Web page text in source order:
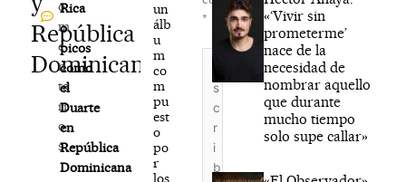
República
Dominicana
o
m
e
n
ta
ri
o
s
Rica
o
picos
como
el
Duarte
en
República
Dominicana
un
álb
u
m
co
m
pu
est
o
po
r
los
*
Escribe
«‘Vivir sin
prometerme’
nace de la
necesidad de
nombrar aquello
que durante
mucho tiempo
solo supe callar»